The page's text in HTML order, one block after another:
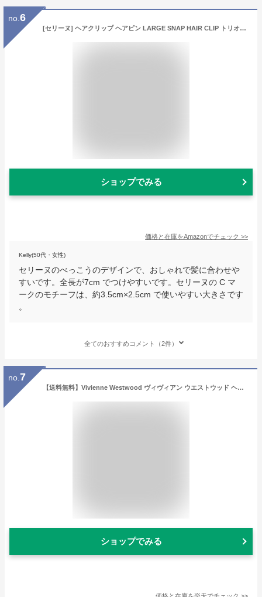
no. 6
[セリーヌ] ヘアクリップ ヘアピン LARGE SNAP HAIR CLIP トリオンフ ラージ スナップ アセテート&スティール 460PT6ACS 19AG べっ甲
ショップでみる
価格と在庫をAmazonでチェック >>
Kelly(50代・女性)
セリーヌのべっこうのデザインで、おしゃれで髪に合わせや
すいです。全長が7cm でつけやすいです。セリーヌの C マ
ークのモチーフは、約3.5cm×2.5cm で使いやすい大きさです
。
全てのおすすめコメント（2件）
no. 7
【送料無料】Vivienne Westwood ヴィヴィアン ウエストウッド ヘアピン スナップクリップ ゴールド×レッド ヘアアクセサリー ビビアン 6703000G-02R687 NEW DIAMANTE HEART SNAP CLIP 2 GOLD WHITE CRYSTAL INDIAN PINK Enamel 【ブランド】
ショップでみる